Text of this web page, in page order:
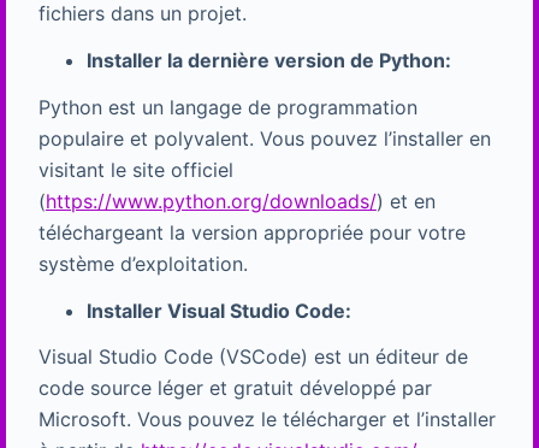
fichiers dans un projet.
Installer la dernière version de Python:
Python est un langage de programmation
populaire et polyvalent. Vous pouvez l’installer en
visitant le site officiel
(https://www.python.org/downloads/) et en
téléchargeant la version appropriée pour votre
système d’exploitation.
Installer Visual Studio Code:
Visual Studio Code (VSCode) est un éditeur de
code source léger et gratuit développé par
Microsoft. Vous pouvez le télécharger et l’installer